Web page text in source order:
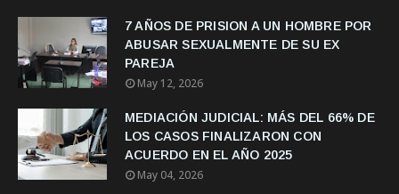
7 AÑOS DE PRISION A UN HOMBRE POR
ABUSAR SEXUALMENTE DE SU EX
PAREJA
May 12, 2026
MEDIACIÓN JUDICIAL: MÁS DEL 66% DE
LOS CASOS FINALIZARON CON
ACUERDO EN EL AÑO 2025
May 04, 2026